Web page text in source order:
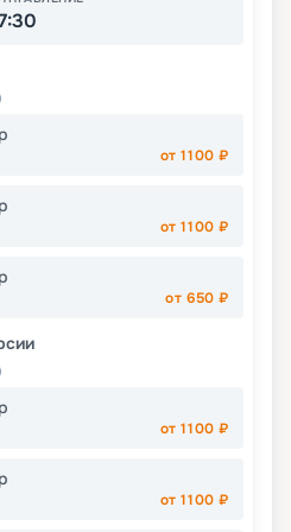
от1100 ₽
от1100 ₽
от 650 ₽
от1100 ₽
от1100 ₽